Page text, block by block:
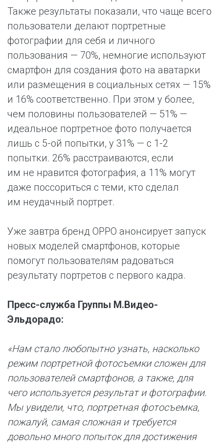
Также результаты показали, что чаще всего
пользователи делают портретные
фотографии для себя и личного
пользования — 70%, немногие используют
смартфон для создания фото на аватарки
или размещения в социальных сетях — 15%
и 16% соответственно. При этом у более,
чем половины пользователей — 51% —
идеальное портретное фото получается
лишь с 5-ой попытки, у 31% — с 1-2
попытки. 26% расстраиваются, если
им не нравится фотография, а 11% могут
даже поссориться с теми, кто сделал
им неудачный портрет.
Уже завтра бренд OPPO анонсирует запуск
новых моделей смартфонов, которые
помогут пользователям радоваться
результату портретов с первого кадра.
Пресс-служба Группы М.Видео-
Эльдорадо:
«Нам стало любопытно узнать, насколько
режим портретной фотосъемки сложен для
пользователей смартфонов, а также, для
чего используется результат и фотографии.
Мы увидели, что, портретная фотосъемка,
пожалуй, самая сложная и требуется
довольно много попыток для достижения